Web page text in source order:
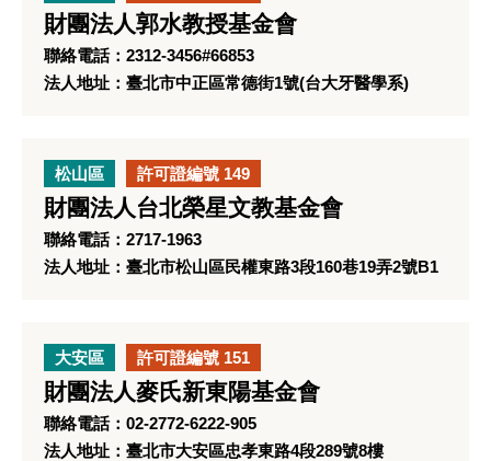
財團法人郭水教授基金會
聯絡電話：2312-3456#66853
法人地址：臺北市中正區常德街1號(台大牙醫學系)
松山區 許可證編號 149
財團法人台北榮星文教基金會
聯絡電話：2717-1963
法人地址：臺北市松山區民權東路3段160巷19弄2號B1
大安區 許可證編號 151
財團法人麥氏新東陽基金會
聯絡電話：02-2772-6222-905
法人地址：臺北市大安區忠孝東路4段289號8樓